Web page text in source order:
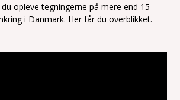
opleve tegningerne på mere end 15
i Danmark. Her får du overblikket.